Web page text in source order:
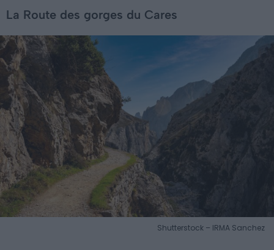
La Route des gorges du Cares
Shutterstock – IRMA Sanchez